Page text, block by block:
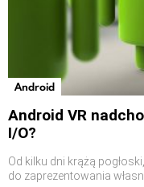
Android
Android VR
I/O?
Od kilku dni krążą
do zaprezentowania